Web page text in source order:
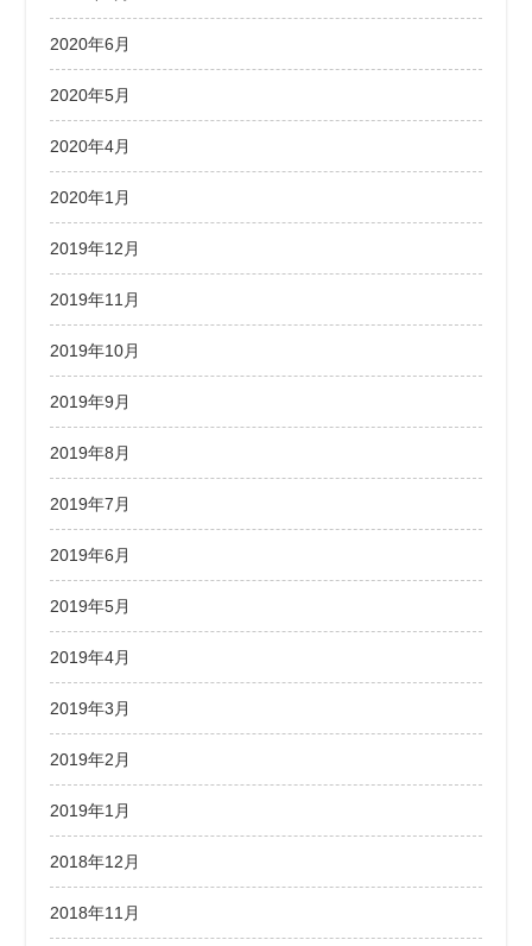
2020年6月
2020年5月
2020年4月
2020年1月
2019年12月
2019年11月
2019年10月
2019年9月
2019年8月
2019年7月
2019年6月
2019年5月
2019年4月
2019年3月
2019年2月
2019年1月
2018年12月
2018年11月